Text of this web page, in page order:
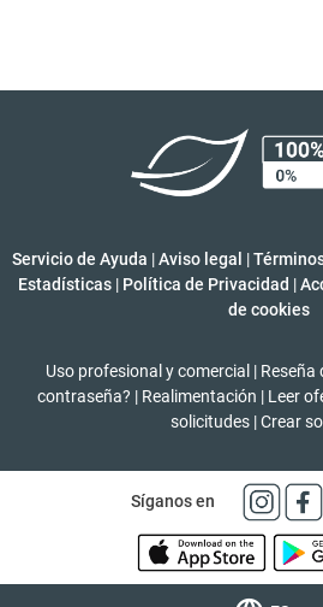
Servicio de Ayuda |Aviso legal |
Estadísticas | Política de Privacidad |
de cookies
Uso profesional y comercial | Reseña
contraseña? | Realimentación | Leer
solicitudes |Crear
Síganos en